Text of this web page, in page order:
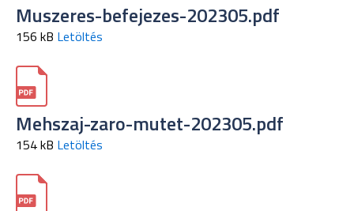
Muszeres-befejezes-202305.pdf
156 kB Letöltés
Mehszaj-zaro-mutet-202305.pdf
154 kB Letöltés